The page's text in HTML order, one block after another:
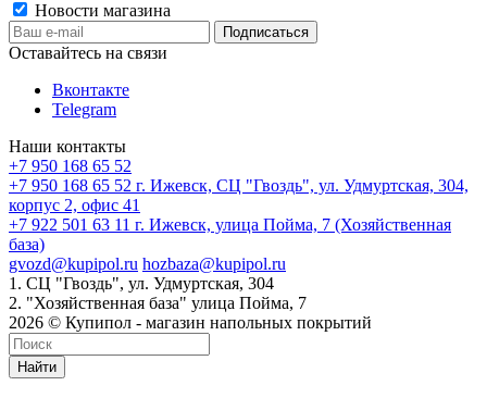
Новости магазина
Оставайтесь на связи
Вконтакте
Telegram
Наши контакты
+7 950 168 65 52
+7 950 168 65 52 г. Ижевск, СЦ "Гвоздь", ул. Удмуртская, 304,
корпус 2, офис 41
+7 922 501 63 11 г. Ижевск, улица Пойма, 7 (Хозяйственная
база)
gvozd@kupipol.ru hozbaza@kupipol.ru
1. СЦ "Гвоздь", ул. Удмуртская, 304
2. "Хозяйственная база" улица Пойма, 7
2026 © Купипол - магазин напольных покрытий
Найти